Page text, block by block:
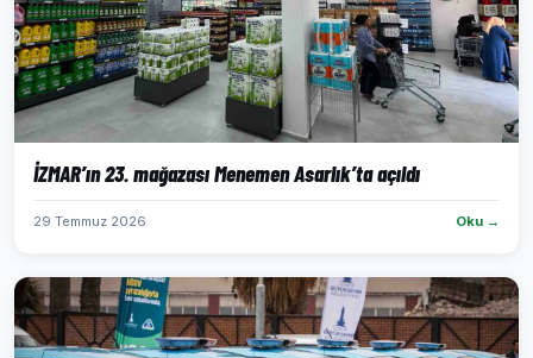
İZMAR’ın 23. mağazası Menemen Asarlık’ta açıldı
29 Temmuz 2026 Oku →